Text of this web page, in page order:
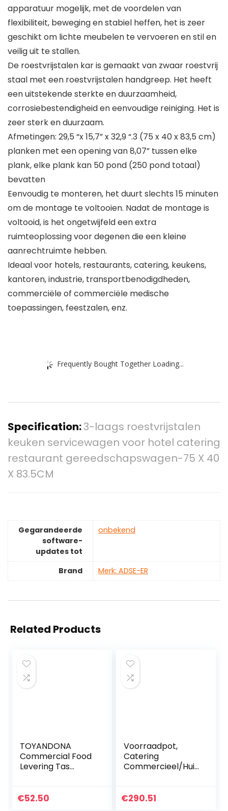
apparatuur mogelijk, met de voordelen van
flexibiliteit, beweging en stabiel heffen, het is zeer
geschikt om lichte meubelen te vervoeren en stil en
veilig uit te stallen.
De roestvrijstalen kar is gemaakt van zwaar roestvrij
staal met een roestvrijstalen handgreep. Het heeft
een uitstekende sterkte en duurzaamheid,
corrosiebestendigheid en eenvoudige reiniging. Het is
zeer sterk en duurzaam.
Afmetingen: 29,5 “x 15,7” x 32,9 “.3 (75 x 40 x 83,5 cm)
planken met een opening van 8,07” tussen elke
plank, elke plank kan 50 pond (250 pond totaal)
bevatten
Eenvoudig te monteren, het duurt slechts 15 minuten
om de montage te voltooien. Nadat de montage is
voltooid, is het ongetwijfeld een extra
ruimteoplossing voor degenen die een kleine
aanrechtruimte hebben.
Ideaal voor hotels, restaurants, catering, keukens,
kantoren, industrie, transportbenodigdheden,
commerciële of commerciële medische
toepassingen, feestzalen, enz.
Frequently Bought Together Loading...
Specification:3-laags roestvrijstalen
keuken servicewagen voor hotel catering
restaurant gereedschapswagen-75 X 40
X 83.5CM
Gegarandeerde
software-
updates tot
‎onbekend
Brand Merk: ADSE-ER
Related Products
TOYANDONA
Commercial Food
Levering Tas
Oxford Doek
€52.50
Voorraadpot,
Catering
Commercieel/Huis
Deksel Voor
€290.51